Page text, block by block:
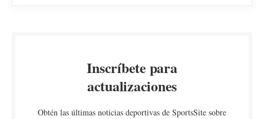
Inscríbete para
actualizaciones
Obtén las últimas noticias deportivas de SportsSite sobre